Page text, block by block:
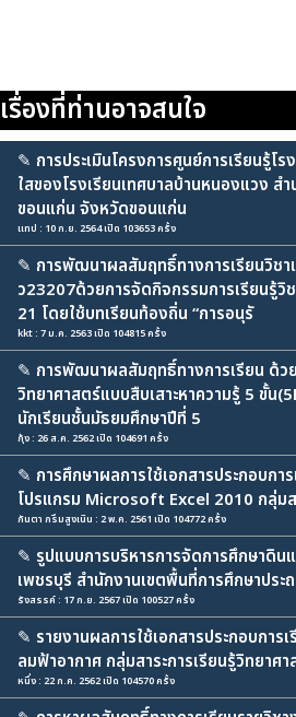
เรื่องที่ท่านอาจสนใจ
✎ การประเมินโครงการศูนย์การเรียนรู้โ
ใสของโรงเรียนเทศบาลบ้านหนองแวง ส
ขอนแก่น จังหวัดขอนแก่น
แทป : 10 ก.ย. 2564 เปิด 103653 ครั้ง
✎ การพัฒนาผลสัมฤทธิ์ทางการเรียนวิชา
ว23207ด้วยการจัดกิจกรรมการเรียนรู้วิ
21 โดยใช้บทเรียนท้องถิ่น “การอนุรั
kkt : 7 ม.ค. 2563 เปิด 104815 ครั้ง
✎ การพัฒนาผลสัมฤทธิ์ทางการเรียน ด้ว
วิทยาศาสตร์แบบสืบเสาะหาความรู้ 5 ขั้น
นักเรียนชั้นมัธยมศึกษาปีที่ 5
กุ้ง : 26 ส.ค. 2562 เปิด 104691 ครั้ง
✎ การศึกษาผลการใช้เอกสารประกอบกา
โปรแกรม Microsoft Excel 2010 กลุ่มส
กันตา กรึมสูงเนิน : 2 พ.ค. 2561 เปิด 104772 ครั้ง
✎ รูปแบบการบริหารการจัดการศึกษา
เพชรบุรี สำนักงานเขตพื้นที่การศึกษาประ
รังสรรค์ : 17 ก.ย. 2567 เปิด 100527 ครั้ง
✎ รายงานผลการใช้เอกสารประกอบการ
ลมฟ้าอากาศ กลุ่มสาระการเรียนรู้วิทยาศ
หนึ่ง : 22 ก.ค. 2562 เปิด 104570 ครั้ง